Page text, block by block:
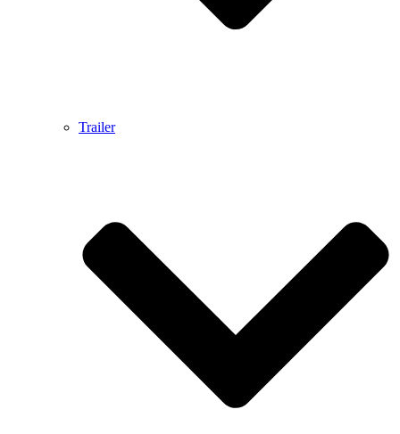
Trailer